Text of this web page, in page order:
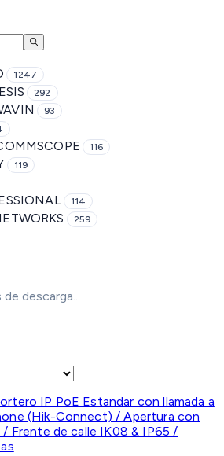
1247
292
93
116
119
114
259
descarga...